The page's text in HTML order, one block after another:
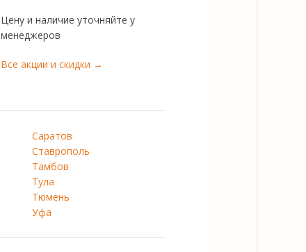
Цену и наличие уточняйте у
менеджеров
Все акции и скидки →
Саратов
Ставрополь
Тамбов
Тула
Тюмень
Уфа